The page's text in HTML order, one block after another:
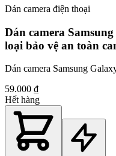
Dán camera điện thoại
Dán camera
loại bảo vệ an toàn
Dán camera Samsung
59.000 ₫
Hết hàng